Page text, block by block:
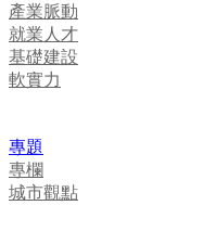
產業脈動
就業人才
基礎建設
軟實力
專題
專欄
城市觀點